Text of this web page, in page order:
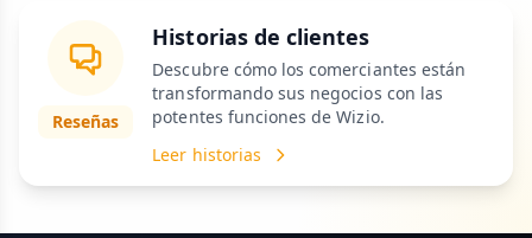
Reseñas
Historias de clientes
Descubre cómo los comerciantes están
transformando sus negocios con las
potentes funciones de Wizio.
Leer historias